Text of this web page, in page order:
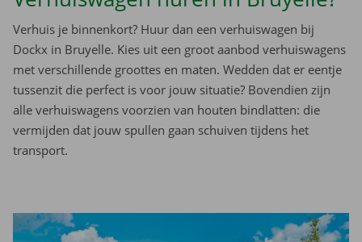
Verhuis je binnenkort? Huur dan een verhuiswagen bij
Dockx in Bruyelle. Kies uit een groot aanbod verhuiswagens
met verschillende groottes en maten. Wedden dat er eentje
tussenzit die perfect is voor jouw situatie? Bovendien zijn
alle verhuiswagens voorzien van houten bindlatten: die
vermijden dat jouw spullen gaan schuiven tijdens het
transport.